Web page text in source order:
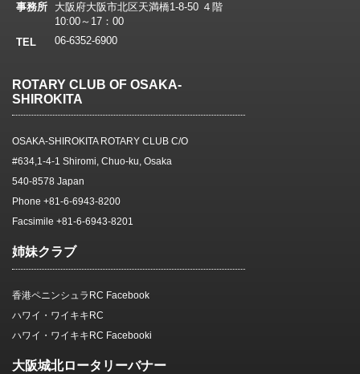
事務所
大阪府大阪市北区天満橋1-8-50 ４階
10:00～17：00
TEL
06-6352-6900
ROTARY CLUB OF OSAKA-
SHIROKITA
OSAKA-SHIROKITA ROTARY CLUB C/O
#634,1-4-1 Shiromi, Chuo-ku, Osaka
540-8578 Japan
Phone +81-6-6943-8200
Facsimile +81-6-6943-8201
姉妹クラブ
香港ペニンシュラRC Facebook
ハワイ・ワイキキRC
ハワイ・ワイキキRC Facebooki
大阪城北ロータリーバナー